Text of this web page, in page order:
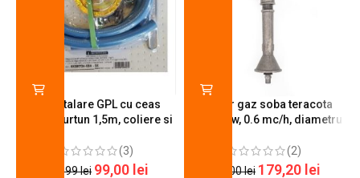
Kit instalare GPL cu ceas
butelie, furtun 1,5m, coliere si
(3)
120,99lei 99,00 lei
Arzator gaz soba teracota
A600, 6 kw, 0.6 mc/h, diametru
(2)
200,00lei 179,20 lei